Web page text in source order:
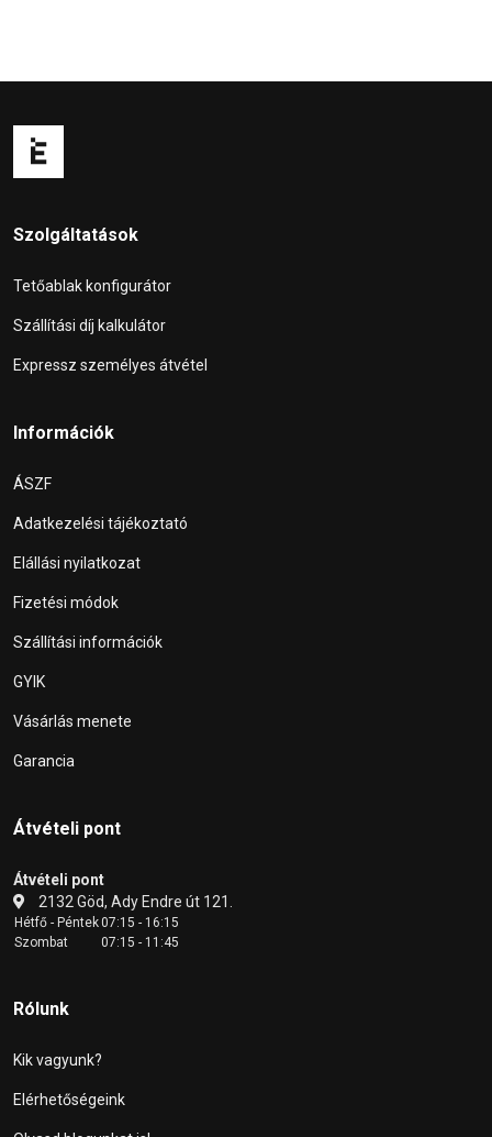
Szolgáltatások
Tetőablak konfigurátor
Szállítási díj kalkulátor
Expressz személyes átvétel
Információk
ÁSZF
Adatkezelési tájékoztató
Elállási nyilatkozat
Fizetési módok
Szállítási információk
GYIK
Vásárlás menete
Garancia
Átvételi pont
Átvételi pont
2132 Göd, Ady Endre út 121.
Hétfő - Péntek07:15 - 16:15
Szombat
07:15 - 11:45
Rólunk
Kik vagyunk?
Elérhetőségeink